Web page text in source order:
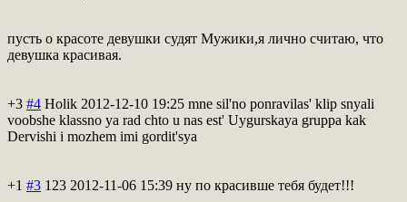
пусть о красоте девушки судят Мужики,я лично считаю, что
девушка красивая.
+3 #4 Holik 2012-12-10 19:25 mne sil'no ponravilas' klip snyali
voobshe klassno ya rad chto u nas est' Uygurskaya gruppa kak
Dervishi i mozhem imi gordit'sya
+1 #3 123 2012-11-06 15:39 ну по красивше тебя будет!!!